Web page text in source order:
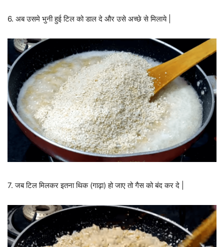
6. अब उसमे भुनी हुई टिल को डाल दे और उसे अच्छे से मिलाये |
7. जब टिल मिलकर इतना थिक (गाढ़ा) हो जाए तो गैस को बंद कर दे |